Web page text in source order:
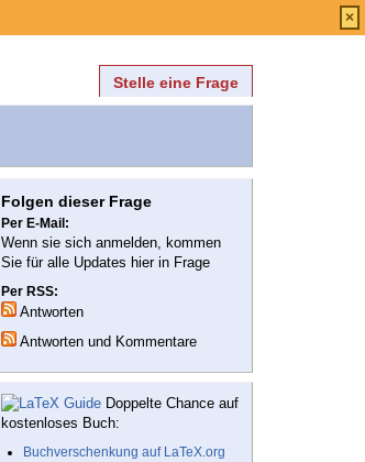
Stelle eine Frage
Folgen dieser Frage
Per E-Mail:
Wenn sie sich anmelden, kommen
Sie für alle Updates hier in Frage
Per RSS:
Antworten
Antworten und Kommentare
Doppelte Chance auf
kostenloses Buch:
Buchverschenkung auf LaTeX.org
×